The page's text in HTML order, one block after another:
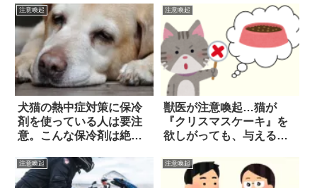
注意喚起
犬猫の熱中症対策に保冷
剤を使っている人は要注
意。こんな保冷剤は絶対
注意喚起
獣医が注意喚起…猫が
『クリスマスケーキ』を
欲しがっても、与えるの
注意喚起 注意喚起